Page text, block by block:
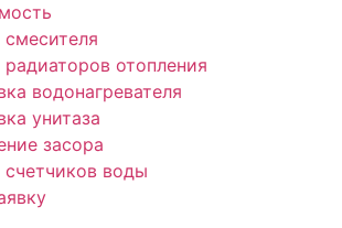
отопления
водонагревателя
унитаза
засора
счетчиков воды